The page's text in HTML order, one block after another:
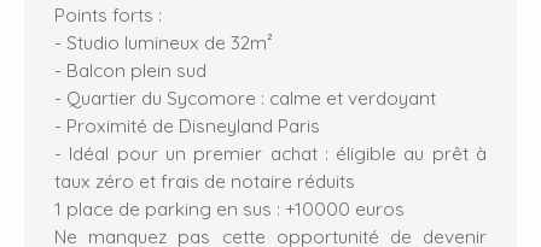
Points forts :
- Studio lumineux de 32m²
- Balcon plein sud
- Quartier du Sycomore : calme et verdoyant
- Proximité de Disneyland Paris
- Idéal pour un premier achat : éligible au prêt à
taux zéro et frais de notaire réduits
1 place de parking en sus : +10000 euros
Ne manquez pas cette opportunité de devenir